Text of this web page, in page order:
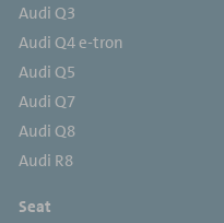
Audi Q3
Audi Q4 e-tron
Audi Q5
Audi Q7
Audi Q8
Audi R8
Seat